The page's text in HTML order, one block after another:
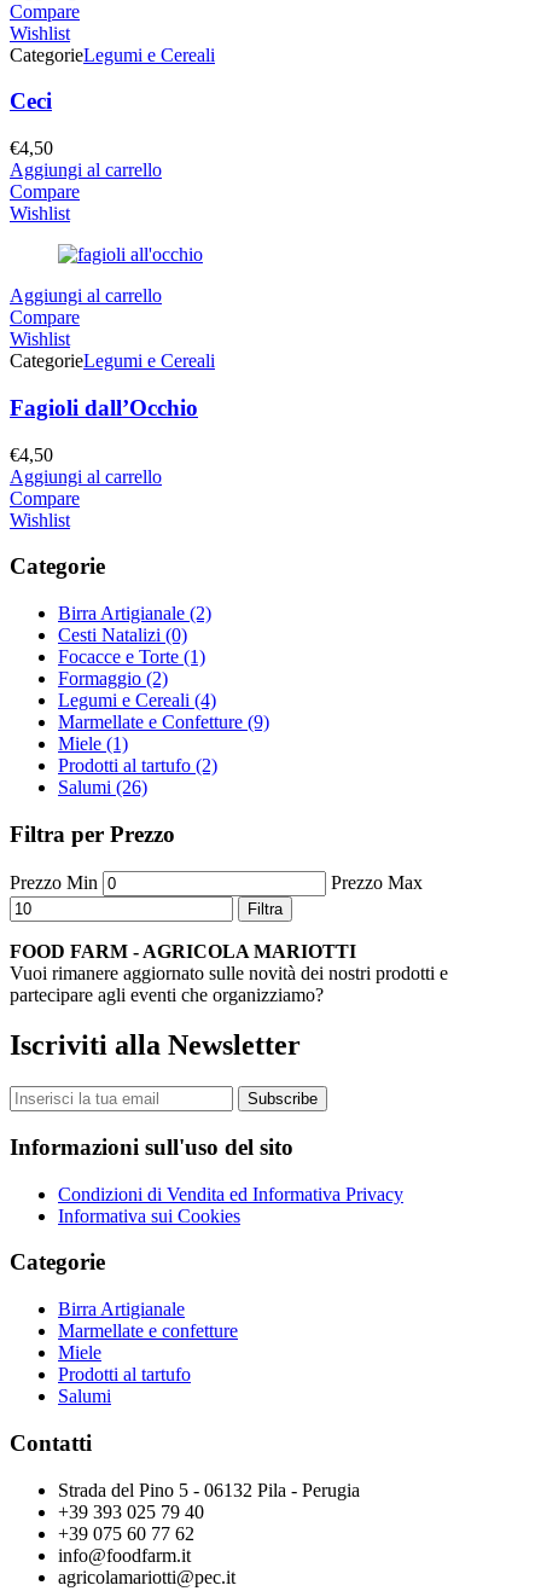
Compare
Wishlist
CategorieLegumi e Cereali
Ceci
€4,50
Aggiungi al carrello
Compare
Wishlist
Aggiungi al carrello
Compare
Wishlist
CategorieLegumi e Cereali
Fagioli dall’Occhio
€4,50
Aggiungi al carrello
Compare
Wishlist
Categorie
Birra Artigianale (2)
Cesti Natalizi (0)
Focacce e Torte (1)
Formaggio (2)
Legumi e Cereali (4)
Marmellate e Confetture (9)
Miele (1)
Prodotti al tartufo (2)
Salumi (26)
Filtra per Prezzo
Prezzo Min Prezzo Max
Filtra
FOOD FARM - AGRICOLA MARIOTTI
Vuoi rimanere aggiornato sulle novità dei nostri prodotti e
partecipare agli eventi che organizziamo?
Iscriviti alla Newsletter
Subscribe
Informazioni sull'uso del sito
Condizioni di Vendita ed Informativa Privacy
Informativa sui Cookies
Categorie
Birra Artigianale
Marmellate e confetture
Miele
Prodotti al tartufo
Salumi
Contatti
Strada del Pino 5 - 06132 Pila - Perugia
+39 393 025 79 40
+39 075 60 77 62
info@foodfarm.it
agricolamariotti@pec.it